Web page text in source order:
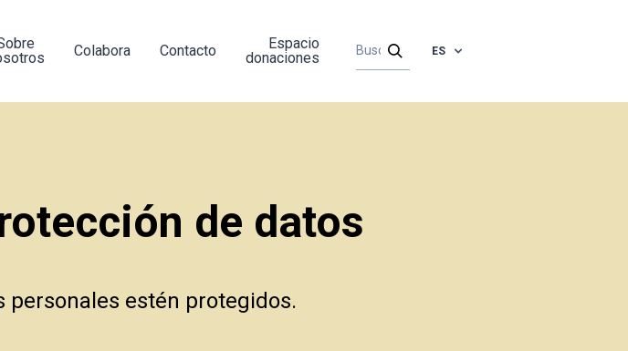
Colabora Contacto
Espacio
donaciones
ES
de datos
personales estén protegidos.